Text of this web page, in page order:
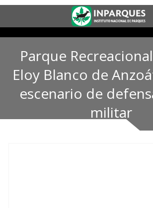
Parque
Eloy Blanco de
escenario de
militar